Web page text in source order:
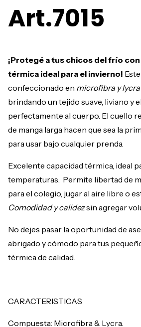
Art.7015
¡Protegé a tus chicos del frío
térmica ideal para el invierno!
confeccionado en microfibra y
brindando un tejido suave, liviano y
perfectamente al cuerpo. El cuello
de manga larga hacen que sea la
para usar bajo cualquier prenda.
Excelente capacidad térmica, ideal
temperaturas. Permite libertad de
para el colegio, jugar al aire libre o
Comodidad y calidezsin agregar
No dejes pasar la oportunidad de
abrigado y cómodo para tus
térmica de calidad.
CARACTERISTICAS
Compuesta: Microfibra & Lycra.